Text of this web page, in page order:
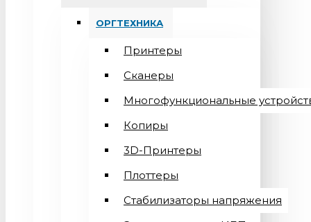
ОРГТЕХНИКА
Принтеры
Сканеры
Многофункциональные
Копиры
3D-Принтеры
Плоттеры
Стабилизаторы напряжения